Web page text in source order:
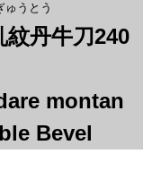
ゅうとう
丹牛刀240
montan
Bevel